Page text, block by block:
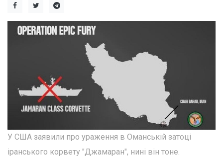
У США заявили про ураження в Оманській затоці
іранського корвету "Джамаран", нині він тоне.